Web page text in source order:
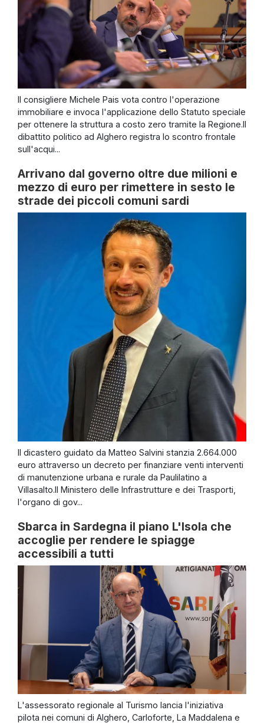
Il consigliere Michele Pais vota contro l'operazione
immobiliare e invoca l'applicazione dello Statuto speciale
per ottenere la struttura a costo zero tramite la Regione.Il
dibattito politico ad Alghero registra lo scontro frontale
sull'acqui...
Arrivano dal governo oltre due milioni e
mezzo di euro per rimettere in sesto le
strade dei piccoli comuni sardi
Il dicastero guidato da Matteo Salvini stanzia 2.664.000
euro attraverso un decreto per finanziare venti interventi
di manutenzione urbana e rurale da Paulilatino a
Villasalto.Il Ministero delle Infrastrutture e dei Trasporti,
l'organo di gov...
Sbarca in Sardegna il piano L'Isola che
accoglie per rendere le spiagge
accessibili a tutti
L'assessorato regionale al Turismo lancia l'iniziativa
pilota nei comuni di Alghero, Carloforte, La Maddalena e